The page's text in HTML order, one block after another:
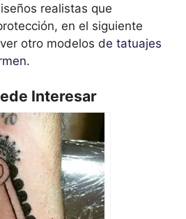
realistas que
en el siguiente
otro modelos de tatuajes
.
Interesar